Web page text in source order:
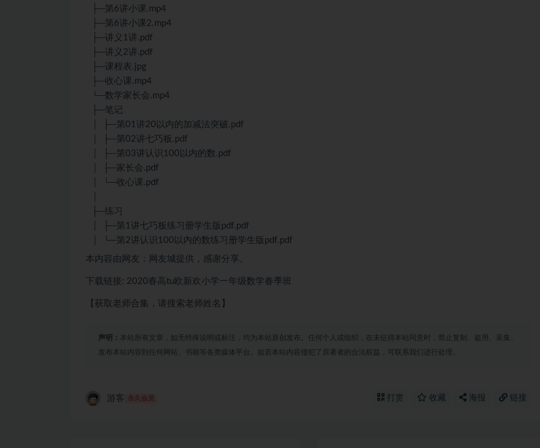
├─第6讲小课.mp4
├─第6讲小课2.mp4
├─讲义1讲.pdf
├─讲义2讲.pdf
├─课程表.jpg
├─收心课.mp4
└─数学家长会.mp4
├─笔记
│ ├─第01讲20以内的加减法突破.pdf
│ ├─第02讲七巧板.pdf
│ ├─第03讲认识100以内的数.pdf
│ ├─家长会.pdf
│ └─收心课.pdf
├─练习
│ ├─第1讲七巧板练习册学生版pdf.pdf
│ └─第2讲认识100以内的数练习册学生版pdf.pdf
本内容由网友：网友城提供，感谢分享。
下载链接: 2020春高tu欧新欢小学一年级数学春季班
【获取老师合集，请搜索老师姓名】
声明： 本站所有文章，如无特殊说明或标注，均为本站原创发布。任何个人或组织，在未征得本站同意时，禁止复制、盗用、采集、
发布本站内容到任何网站、书籍等各类媒体平台。如若本站内容侵犯了原著者的合法权益，可联系我们进行处理。
游客 永久会员 打赏 收藏 海报 链接